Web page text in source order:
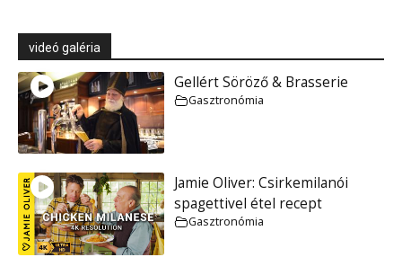
videó galéria
Gellért Söröző & Brasserie
Gasztronómia
Jamie Oliver: Csirkemilanói
spagettivel étel recept
Gasztronómia